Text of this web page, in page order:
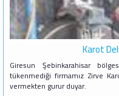
Karot
Giresun Şebinkarahisar
tükenmediği firmamız Zirve
vermekten gurur duyar.